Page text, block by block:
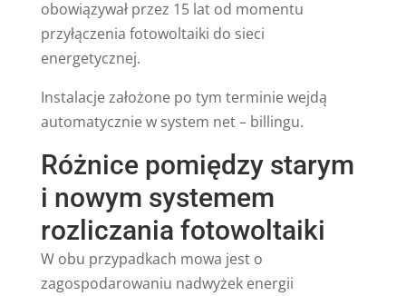
obowiązywał przez 15 lat od momentu
przyłączenia fotowoltaiki do sieci
energetycznej.
Instalacje założone po tym terminie wejdą
automatycznie w system net – billingu.
Różnice pomiędzy starym
i nowym systemem
rozliczania fotowoltaiki
W obu przypadkach mowa jest o
zagospodarowaniu nadwyżek energii